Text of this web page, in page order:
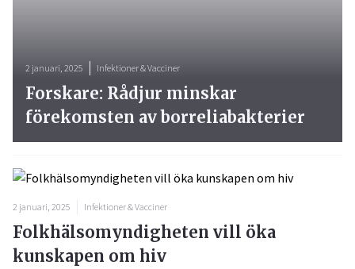
2 januari, 2025 Infektioner & Vacciner
Forskare: Rådjur minskar
förekomsten av borreliabakterier
2 januari, 2025 Infektioner & Vacciner
Folkhälsomyndigheten vill öka
kunskapen om hiv